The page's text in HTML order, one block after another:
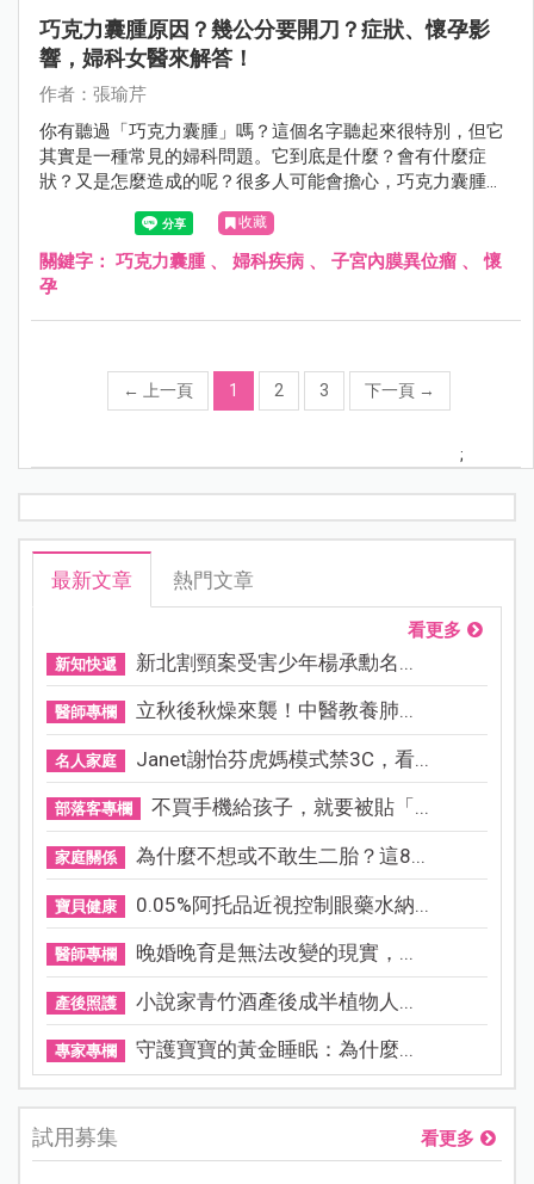
巧克力囊腫原因？幾公分要開刀？症狀、懷孕影
響，婦科女醫來解答！
作者：張瑜芹
你有聽過「巧克力囊腫」嗎？這個名字聽起來很特別，但它
其實是一種常見的婦科問題。它到底是什麼？會有什麼症
狀？又是怎麼造成的呢？很多人可能會擔心，巧克力囊腫會
影響懷孕嗎？它會自己消失嗎？如果需要開刀，要多大才需
要？手術後的恢復期又要多久？這篇文章由婦產科張瑜芹醫
師，帶你了解這個影響許多女性健康的問題。
收藏
關鍵字： 巧克力囊腫、 婦科疾病 、 子宮內膜異位瘤 、懷
孕
← 上一頁 1 2 3 下一頁 →
;
最新文章 熱門文章
看更多
新知快遞 新北割頸案受害少年楊承勳名...
醫師專欄 立秋後秋燥來襲！中醫教養肺...
名人家庭 Janet謝怡芬虎媽模式禁3C，看...
部落客專欄 不買手機給孩子，就要被貼「...
家庭關係 為什麼不想或不敢生二胎？這8...
寶貝健康 0.05%阿托品近視控制眼藥水納...
醫師專欄 晚婚晚育是無法改變的現實，...
產後照護 小說家青竹酒產後成半植物人...
專家專欄 守護寶寶的黃金睡眠：為什麼...
試用募集 看更多